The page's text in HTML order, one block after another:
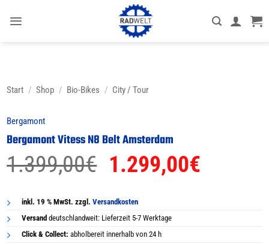
Inhalt
Start / Shop / Bio-Bikes / City / Tour
Bergamont
Bergamont Vitess N8 Belt Amsterdam
1.399,00€ Ursprünglicher
war:
1.399,00€
1.299,00€
inkl. 19 % MwSt. zzgl.Versandkosten
Versand deutschlandweit: Lieferzeit 5-7 Werktage
Click & Collect: abholbereit innerhalb von 24 h